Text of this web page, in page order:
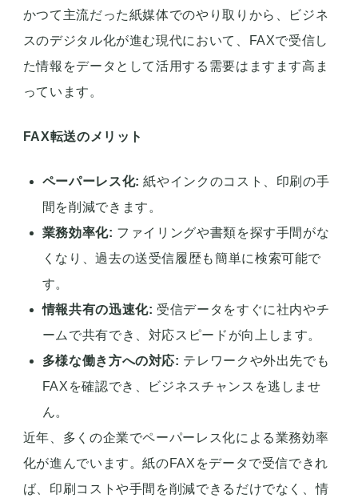
かつて主流だった紙媒体でのやり取りから、ビジネ
スのデジタル化が進む現代において、FAXで受信し
た情報をデータとして活用する需要はますます高ま
っています。
FAX転送のメリット
ペーパーレス化: 紙やインクのコスト、印刷の手
間を削減できます。
業務効率化: ファイリングや書類を探す手間がな
くなり、過去の送受信履歴も簡単に検索可能で
す。
情報共有の迅速化: 受信データをすぐに社内やチ
ームで共有でき、対応スピードが向上します。
多様な働き方への対応: テレワークや外出先でも
FAXを確認でき、ビジネスチャンスを逃しませ
ん。
近年、多くの企業でペーパーレス化による業務効率
化が進んでいます。紙のFAXをデータで受信できれ
ば、印刷コストや手間を削減できるだけでなく、情